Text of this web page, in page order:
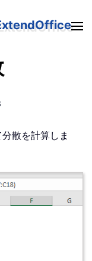
散を計算しま